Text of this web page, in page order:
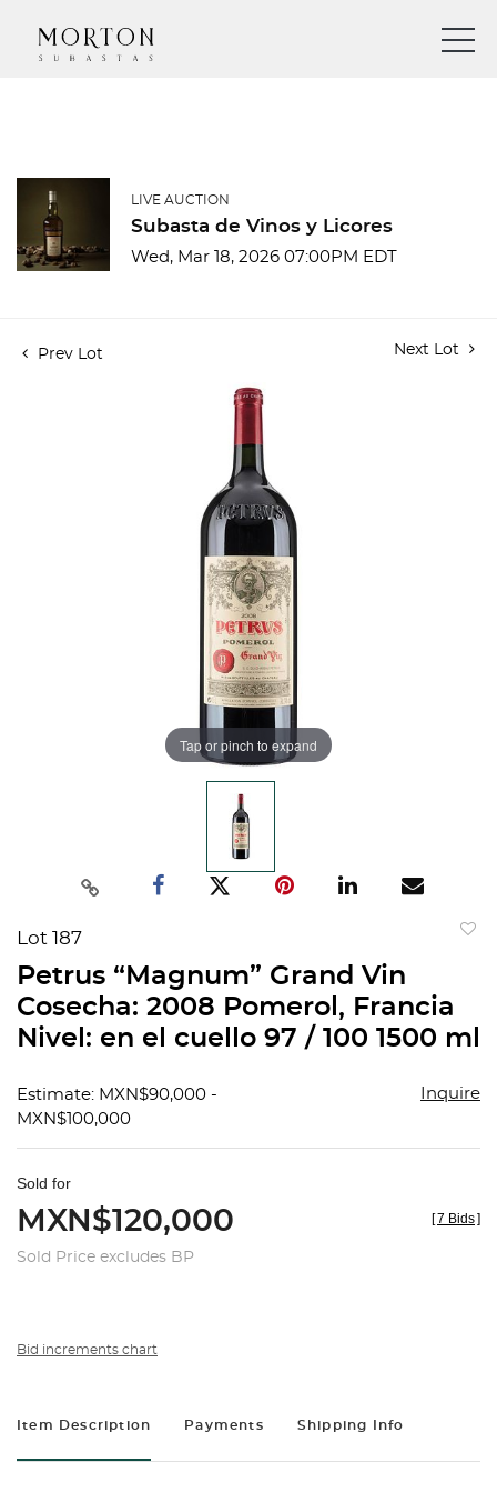
LIVE AUCTION
Subasta de Vinos y Licores
Wed, Mar 18, 2026 07:00PM EDT
Prev Lot Next Lot
Tap or pinch to expand
Lot 187
Petrus “Magnum” Grand Vin
Cosecha: 2008 Pomerol, Francia
Nivel: en el cuello 97 / 100 1500 ml
Estimate: MXN$90,000 -
MXN$100,000
Inquire
Sold for
MXN$120,000
Sold Price excludes BP
[7 Bids]
Bid increments chart
Item Description Payments Shipping Info